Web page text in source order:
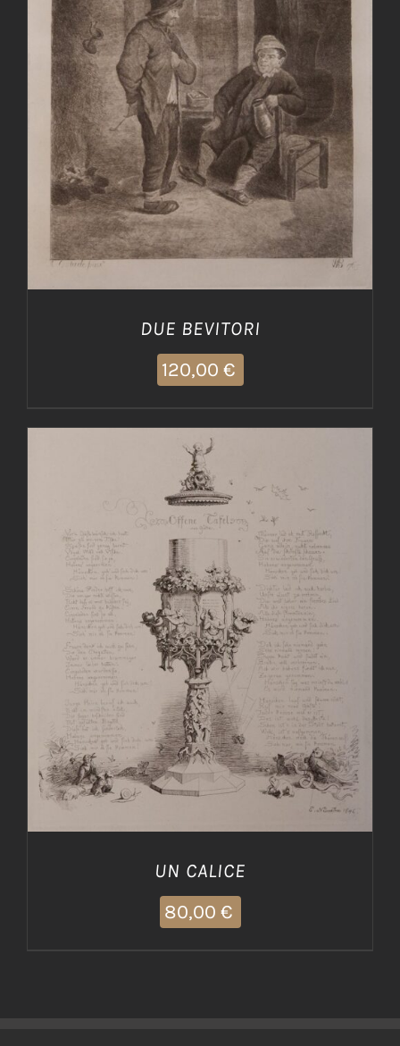
AGGIUNGI AL CARRELLO DETTAGLI
DUE BEVITORI
120,00 €
AGGIUNGI AL CARRELLO / DETTAGLI
UN CALICE
80,00 €